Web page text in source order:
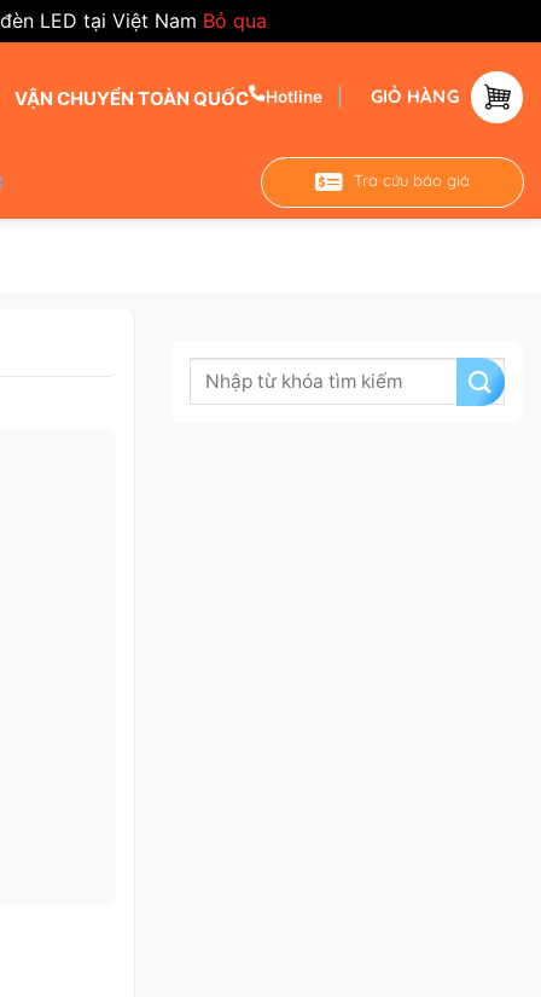
LED tại Việt Nam Bỏ qua
VẬN CHUYỂN TOÀN QUỐC Hotline GIỎ HÀNG
Tra cứu báo giá